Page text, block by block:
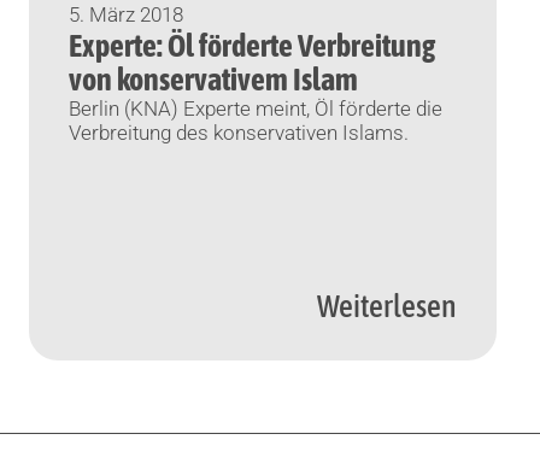
5. März 2018
Experte: Öl förderte Verbreitung
von konservativem Islam
Berlin (KNA) Experte meint, Öl förderte die
Verbreitung des konservativen Islams.
Weiterlesen